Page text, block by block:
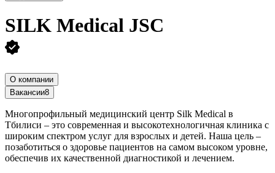
SILK Medical JSC
О компании
Вакансии8
Многопрофильный медицинский центр Silk Medical в
Тбилиси – это современная и высокотехнологичная клиника с
широким спектром услуг для взрослых и детей. Наша цель –
позаботиться о здоровье пациентов на самом высоком уровне,
обеспечив их качественной диагностикой и лечением.